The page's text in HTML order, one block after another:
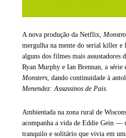
A nova produção da Netflix,
mergulha na mente do serial killer e
alguns dos filmes mais
Ryan Murphy e Ian Brennan, a série
Monsters , dando continuidade à
Menendez: Assassinos de Pais
Ambientada na zona rural de
acompanha a vida de Eddie Gein —
tranquilo e solitário que vivia em